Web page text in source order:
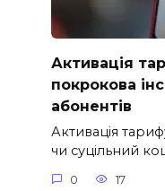
Активація
покрокова
абонентів
Активація
чи суцільний
0 17